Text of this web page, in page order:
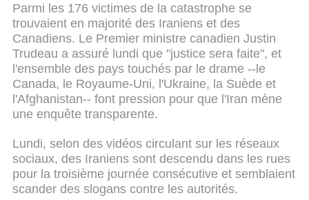
Parmi les 176 victimes de la catastrophe se
trouvaient en majorité des Iraniens et des
Canadiens. Le Premier ministre canadien Justin
Trudeau a assuré lundi que "justice sera faite", et
l'ensemble des pays touchés par le drame --le
Canada, le Royaume-Uni, l'Ukraine, la Suède et
l'Afghanistan-- font pression pour que l'Iran mène
une enquête transparente.
Lundi, selon des vidéos circulant sur les réseaux
sociaux, des Iraniens sont descendu dans les rues
pour la troisième journée consécutive et semblaient
scander des slogans contre les autorités.